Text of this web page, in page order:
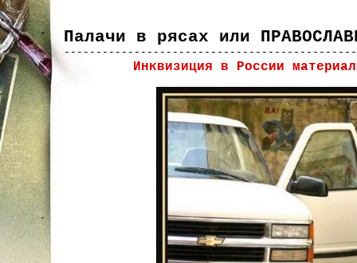
Палачи в рясах или
Инквизиция в России